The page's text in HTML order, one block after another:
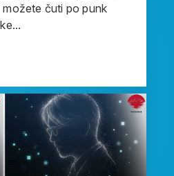
čuti po punk